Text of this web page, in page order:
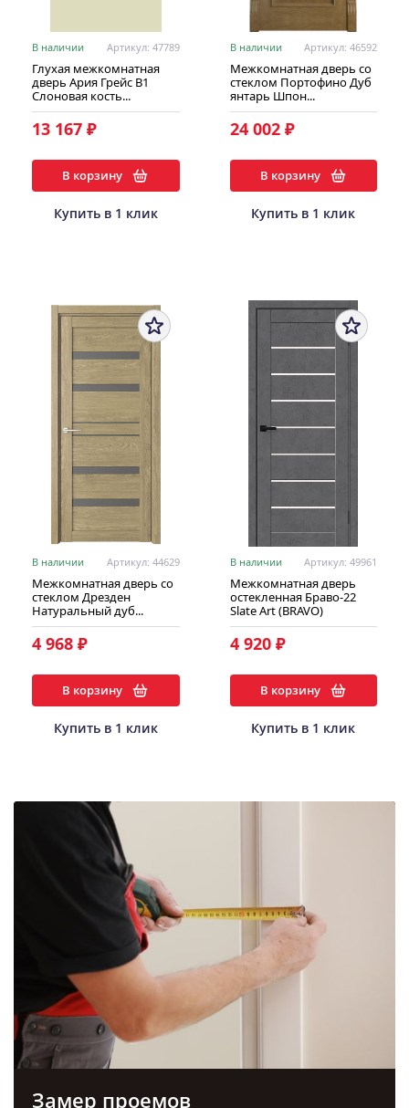
В наличии Артикул: 47789
Глухая межкомнатная
дверь Ария Грейс В1
Слоновая кость...
13 167 ₽
В корзину
Купить в 1 клик
В наличии Артикул: 46592
Межкомнатная дверь со
стеклом Портофино Дуб
янтарь Шпон...
24 002 ₽
В корзину
Купить в 1 клик
В наличии Артикул: 44629
Межкомнатная дверь со
стеклом Дрезден
Натуральный дуб...
4 968 ₽
В корзину
Купить в 1 клик
В наличии Артикул: 49961
Межкомнатная дверь
остекленная Браво-22
Slate Art (BRAVO)
4 920 ₽
В корзину
Купить в 1 клик
Замер проемов